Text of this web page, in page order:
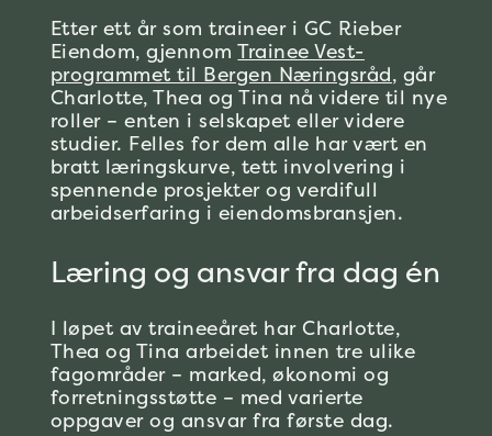
Etter ett år som traineer i GC Rieber
Eiendom, gjennomTrainee Vest-
programmet til Bergen Næringsråd, går
Charlotte, Thea og Tina nå videre til nye
roller – enten i selskapet eller videre
studier. Felles for dem alle har vært en
bratt læringskurve, tett involvering i
spennende prosjekter og verdifull
arbeidserfaring i eiendomsbransjen.
Læring og ansvar fra dag én
I løpet avtraineeåret harCharlotte,
Theaog Tinaarbeidet innen tre ulike
fagområder– marked,økonomi og
forretningsstøtte – med varierte
oppgaver og ansvar fra første dag.